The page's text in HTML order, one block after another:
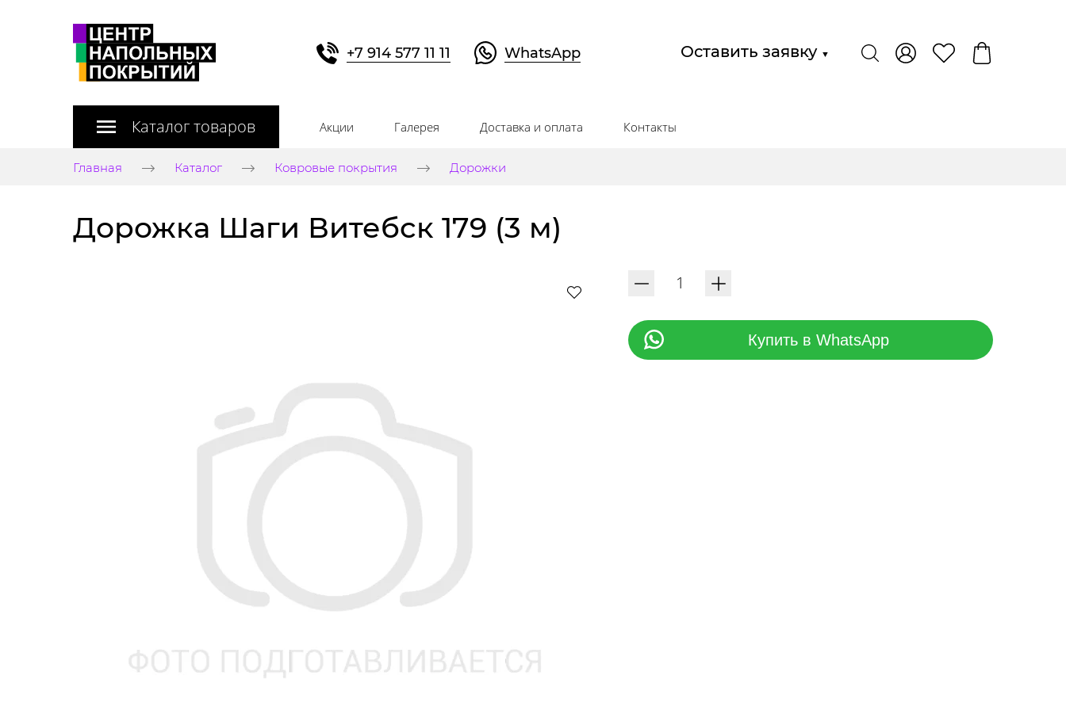
+7 914 577 11 11 WhatsApp Оставить заявку ▼
Каталог товаров Акции Галерея Доставка и оплата Контакты
Главная Каталог Ковровые покрытия Дорожки
Дорожка Шаги Витебск 179 (3 м)
Купить в WhatsApp